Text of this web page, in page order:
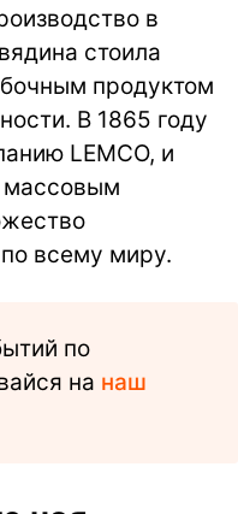
в
стоила
продуктом
В 1865 году
LEMCO, и
массовым
всему миру.
по
на наш